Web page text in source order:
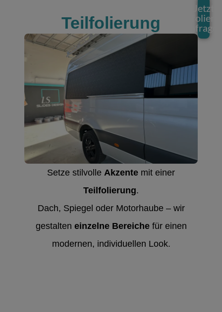
Teilfolierung
Setze stilvolle Akzente mit einer
Teilfolierung.
Dach, Spiegel oder Motorhaube – wir
gestalten einzelne Bereiche für einen
modernen, individuellen Look.
Jetzt